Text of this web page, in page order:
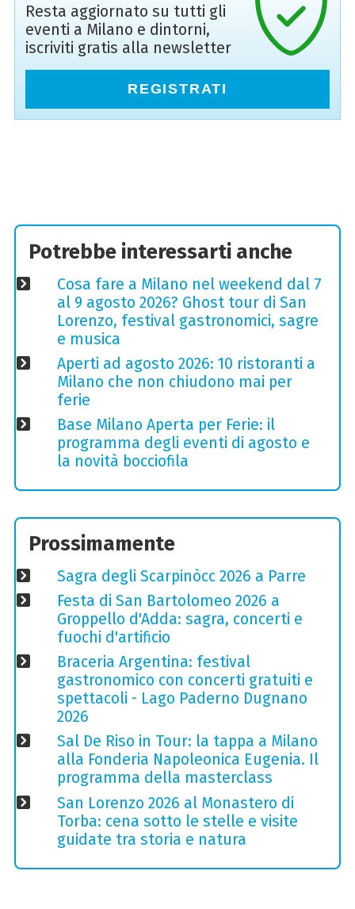
Resta aggiornato su tutti gli
eventi a Milano e dintorni,
iscriviti gratis alla newsletter
REGISTRATI
Potrebbe interessarti anche
Cosa fare a Milano nel weekend dal 7
al 9 agosto 2026? Ghost tour di San
Lorenzo, festival gastronomici, sagre
e musica
Aperti ad agosto 2026: 10 ristoranti a
Milano che non chiudono mai per
ferie
Base Milano Aperta per Ferie: il
programma degli eventi di agosto e
la novità bocciofila
Prossimamente
Sagra degli Scarpinòcc 2026 a Parre
Festa di San Bartolomeo 2026 a
Groppello d'Adda: sagra, concerti e
fuochi d'artificio
Braceria Argentina: festival
gastronomico con concerti gratuiti e
spettacoli - Lago Paderno Dugnano
2026
Sal De Riso in Tour: la tappa a Milano
alla Fonderia Napoleonica Eugenia. Il
programma della masterclass
San Lorenzo 2026 al Monastero di
Torba: cena sotto le stelle e visite
guidate tra storia e natura